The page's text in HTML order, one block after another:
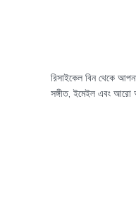
রিসাইকেল বিন থেকে
সঙ্গীত, ইমেইল এবং